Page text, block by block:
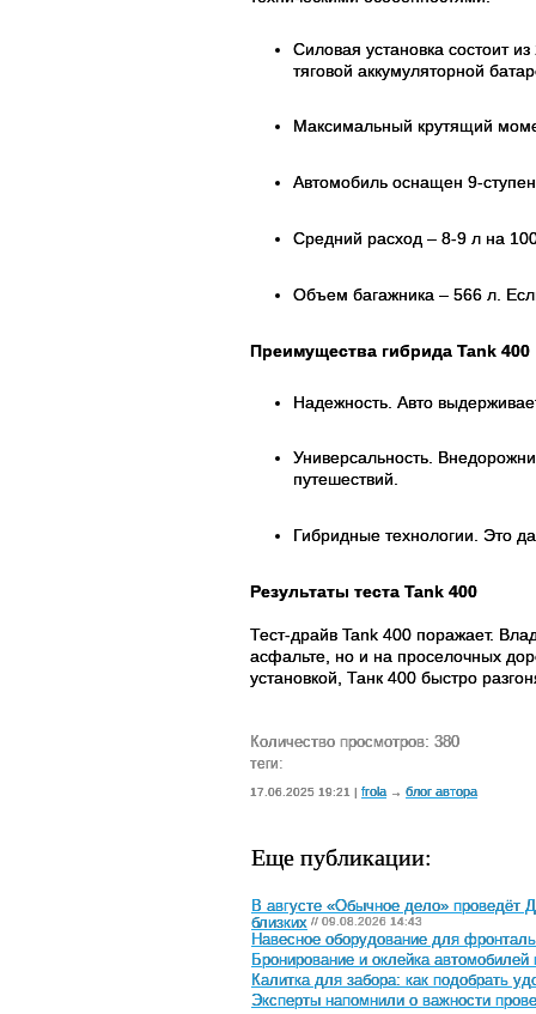
Силовая установка состоит
тяговой аккумуляторной
Максимальный крутящий
Автомобиль оснащен 9-
Средний расход – 8-9 л на
Объем багажника – 566 л.
Преимущества гибрида Tank 400
Надежность. Авто
Универсальность.
путешествий.
Гибридные технологии. Это
Результаты теста Tank 400
Тест-драйв Tank 400 поражает.
асфальте, но и на проселочных
установкой, Танк 400 быстро
Количество просмотров: 380
теги:
17.06.2025 19:21 | frola → блог автора
Еще публикации:
В августе «Обычное дело» проведёт
близких // 09.08.2026 14:43
Навесное оборудование для
Бронирование и оклейка автомобилей
Калитка для забора: как подобрать
Эксперты напомнили о важности